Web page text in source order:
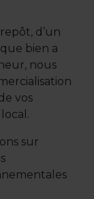
d’un
bien a
nous
vos
sur